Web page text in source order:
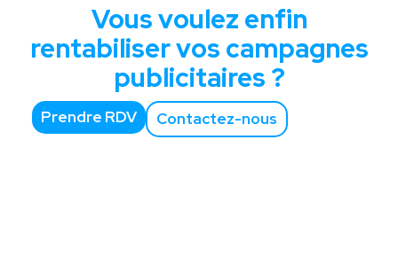
Vous voulez enfin
rentabiliser vos campagnes
publicitaires ?
Prendre RDV Contactez-nous